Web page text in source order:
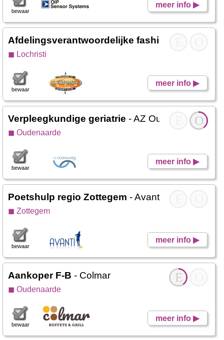
meer info ▶
bewaar
Afdelingsverantwoordelijke fashion ZW)
◼ Lochristi
meer info ▶
bewaar
O
Verpleegkundige geriatrie - AZ Oudenaarde
◼ Oudenaarde
meer info ▶
bewaar
Poetshulp regio Zottegem - Avanti DC
◼ Zottegem
meer info ▶
bewaar
E
Aankoper F-B - Colmar
◼ Oudenaarde
meer info ▶
bewaar